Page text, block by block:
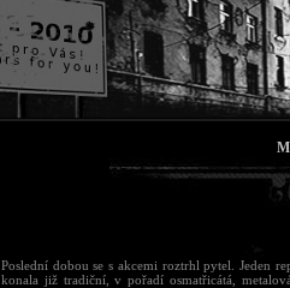
Poslední dobou se s akcemi roztrhl pytel. Jeden
konala již tradiční, v pořadí osmatřicátá,